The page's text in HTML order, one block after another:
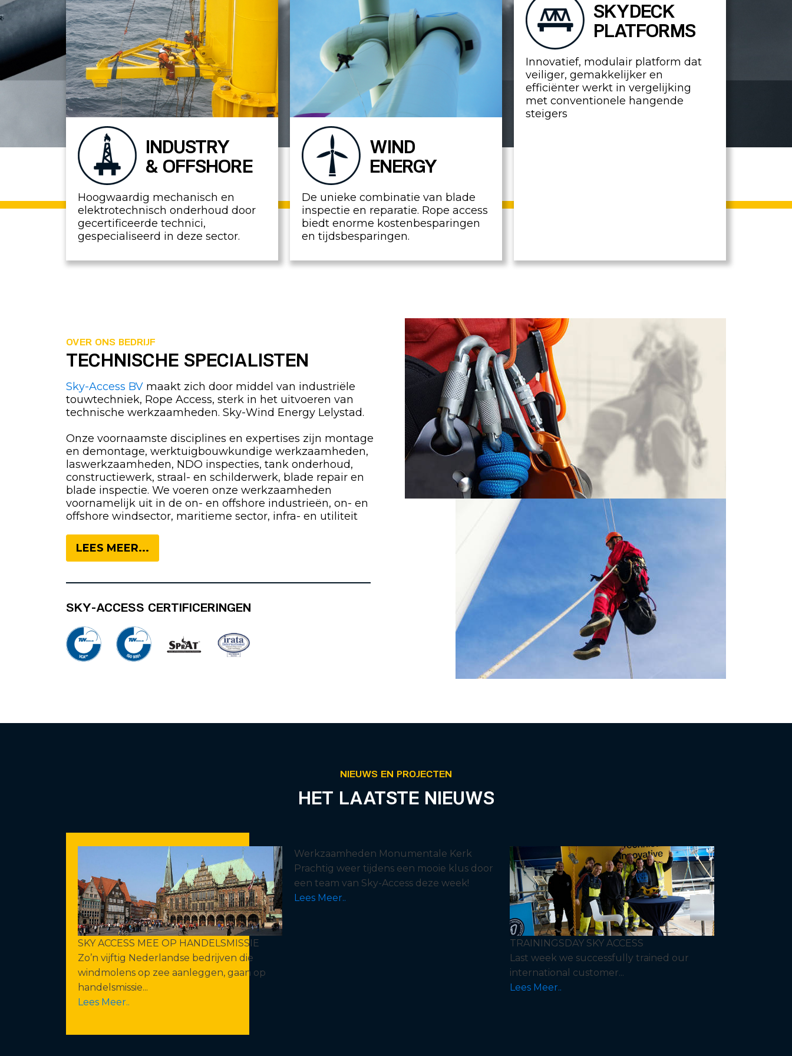
INDUSTRY
& OFFSHORE
Hoogwaardig mechanisch en
elektrotechnisch onderhoud door
gecertificeerde technici,
gespecialiseerd in deze sector.
WIND
ENERGY
De unieke combinatie van blade
inspectie en reparatie. Rope access
biedt enorme kostenbesparingen
en tijdsbesparingen.
SKYDECK
PLATFORMS
Innovatief, modulair platform dat
veiliger, gemakkelijker en
efficiënter werkt in vergelijking
met conventionele hangende
steigers
OVER ONS BEDRIJF
TECHNISCHE SPECIALISTEN
Sky-Access BV maakt zich door middel van industriële
touwtechniek, Rope Access, sterk in het uitvoeren van
technische werkzaamheden. Sky-Wind Energy Lelystad.
Onze voornaamste disciplines en expertises zijn montage
en demontage, werktuigbouwkundige werkzaamheden,
laswerkzaamheden, NDO inspecties, tank onderhoud,
constructiewerk, straal- en schilderwerk, blade repair en
blade inspectie. We voeren onze werkzaamheden
voornamelijk uit in de on- en offshore industrieën, on- en
offshore windsector, maritieme sector, infra- en utiliteit
LEES MEER...
SKY-ACCESS CERTIFICERINGEN
NIEUWS EN PROJECTEN
HET LAATSTE NIEUWS
SKY ACCESS MEE OP HANDELSMISSIE
Zo’n vijftig Nederlandse bedrijven die
windmolens op zee aanleggen, gaan op
handelsmissie...
Lees Meer..
Werkzaamheden Monumentale Kerk
Prachtig weer tijdens een mooie klus door
een team van Sky-Access deze week!
Lees Meer..
TRAININGSDAY SKY ACCESS
Last week we successfully trained our
international customer...
Lees Meer..